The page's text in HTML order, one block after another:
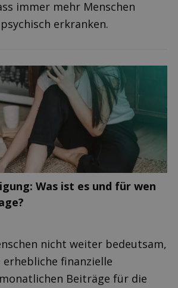
immer mehr Menschen
erkranken.
Was ist es und für wen
nicht weiter bedeutsam,
finanzielle
Beiträge für die